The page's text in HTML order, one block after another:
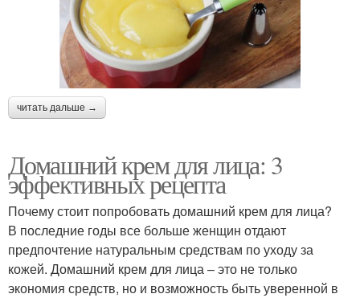
читать дальше →
Домашний крем для лица: 3
эффективных рецепта
Почему стоит попробовать домашний крем для лица?
В последние годы все больше женщин отдают
предпочтение натуральным средствам по уходу за
кожей. Домашний крем для лица – это не только
экономия средств, но и возможность быть уверенной в